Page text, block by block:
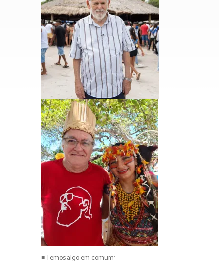
■ Temos algo em comum: